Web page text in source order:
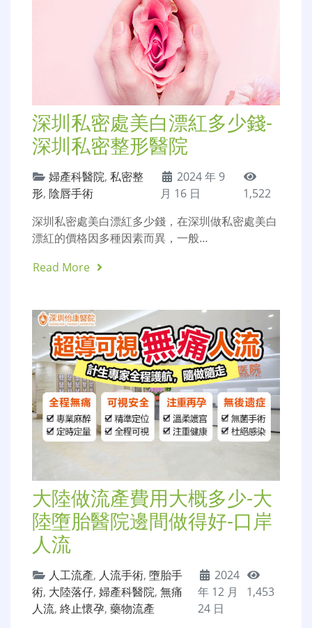
深圳私密處美白漂紅多少錢-
深圳私密整形醫院
婦產科醫院, 私密整
形, 陰唇手術
2024 年 9
月 16 日
1,522
深圳私密處美白漂紅多少錢，在深圳做私密處美白
漂紅的價格因多種因素而異，一般…
Read More
大陸做流產費用大概多少-大
陸墮胎醫院邊間做得好-口岸
人流
人工流產, 人流手術, 墮胎手
術, 大陸落仔, 婦產科醫院, 無痛
人流, 終止懷孕, 藥物流產
2024
年 12 月
24 日
1,453